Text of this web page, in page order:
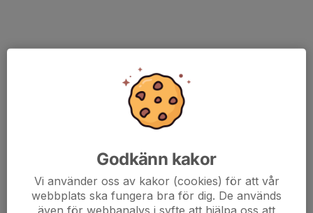
Godkänn kakor
Vi använder oss av kakor (cookies) för att vår
webbplats ska fungera bra för dig. De används
även för webbanalys i syfte att hjälpa oss att